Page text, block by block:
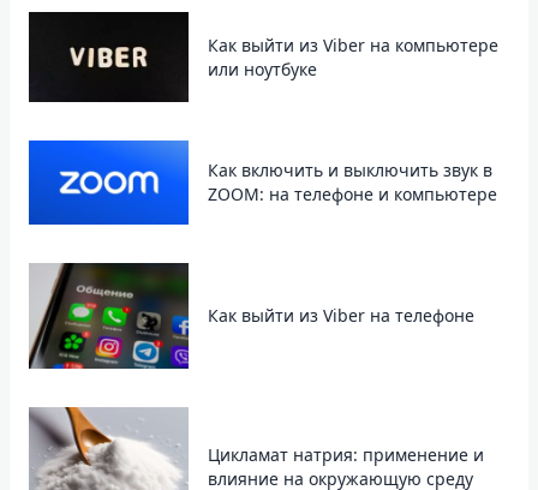
Как выйти из Viber на компьютере
или ноутбуке
Как включить и выключить звук в
ZOOM: на телефоне и компьютере
Как выйти из Viber на телефоне
Цикламат натрия: применение и
влияние на окружающую среду